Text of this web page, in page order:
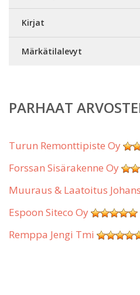
Kirjat
Märkätilalevyt
PARHAAT
Turun Remonttipiste Oy
Forssan Sisärakenne Oy
Muuraus & Laatoitus
Espoon Siteco Oy
Remppa Jengi Tmi